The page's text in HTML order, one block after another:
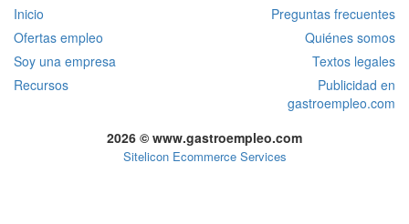
Inicio
Preguntas frecuentes
Ofertas empleo
Quiénes somos
Soy una empresa
Textos legales
Recursos
Publicidad en
gastroempleo.com
2026 © www.gastroempleo.com
Sitelicon Ecommerce Services